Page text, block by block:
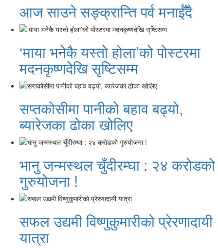
आज साउने सङ्क्रान्ति पर्व मनाईँदै
‘माया भनेकै यस्तो होला’को पोस्टरमा
मदनकृष्णदेखि सृष्टिसम्म
सप्तकोसीमा पानीको बहाव बढ्यो,
ब्यारेजका ढोका खोलिए
भानु जन्मस्थल चुँदीरम्घा : २४ करोडको
गुरुयोजना !
सफल उद्यमी विष्णुकुमारीको प्रेरणादायी
यात्रा